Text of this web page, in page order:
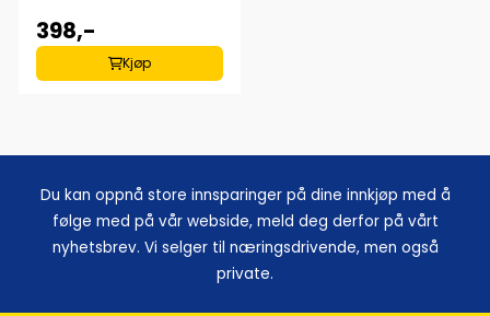
398,-
Kjøp
Du kan oppnå store innsparinger på dine innkjøp med å
følge med på vår webside, meld deg derfor på vårt
nyhetsbrev. Vi selger til næringsdrivende, men også
private.